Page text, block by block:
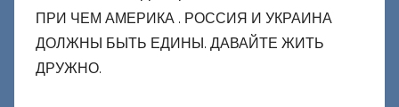
ПРИ ЧЕМ АМЕРИКА . РОССИЯ И УКРАИНА
ДОЛЖНЫ БЫТЬ ЕДИНЫ. ДАВАЙТЕ ЖИТЬ
ДРУЖНО.